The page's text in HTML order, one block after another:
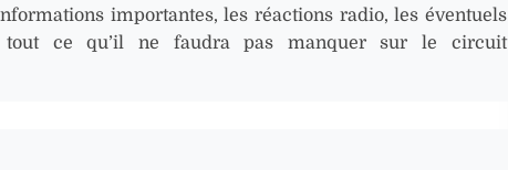
importantes, les réactions radio, les éventuels
tout ce qu’il ne faudra pas manquer sur le circuit